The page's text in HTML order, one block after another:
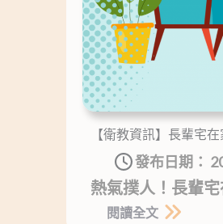
【衛教資訊】長輩宅
發布日期：
熱氣撲人！長輩
閱讀全文